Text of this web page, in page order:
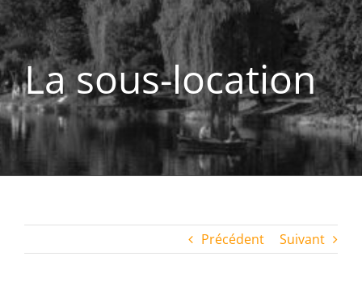
La sous-location
Précédent Suivant